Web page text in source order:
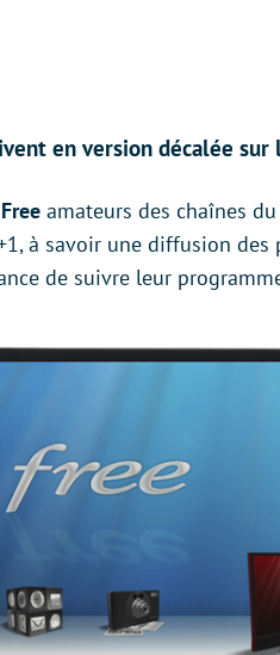
en version décalée
Free amateurs des chaînes
à savoir une diffusion
de suivre leur